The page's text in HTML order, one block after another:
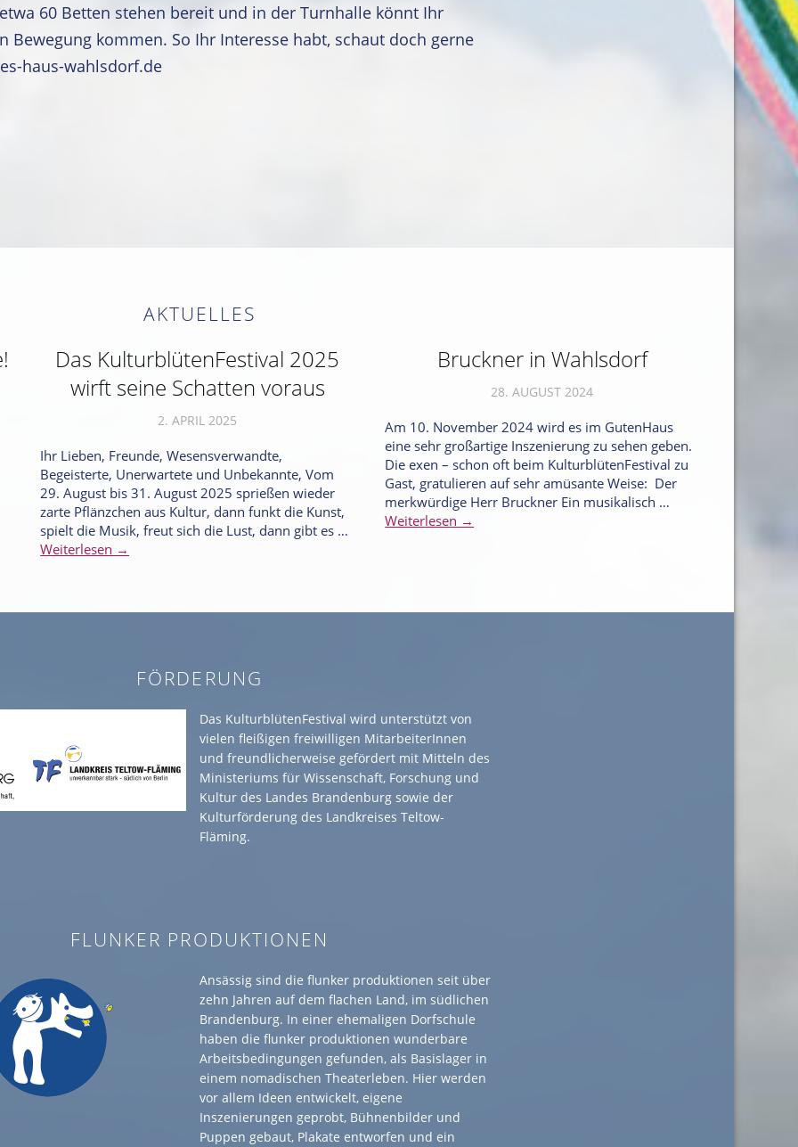
60 Betten stehen bereit und in der Turnhalle könnt Ihr
Bewegung kommen. So Ihr Interesse habt, schaut doch gerne
haus-wahlsdorf.de
AKTUELLES
Das KulturblütenFestival 2025
wirft seine Schatten voraus
2. APRIL 2025
Ihr Lieben, Freunde, Wesensverwandte,
Begeisterte, Unerwartete und Unbekannte, Vom
29. August bis 31. August 2025 sprießen wieder
zarte Pflänzchen aus Kultur, dann funkt die Kunst,
spielt die Musik, freut sich die Lust, dann gibt es …
Weiterlesen →
Bruckner in Wahlsdorf
28. AUGUST 2024
Am 10. November 2024 wird es im GutenHaus
eine sehr großartige Inszenierung zu sehen geben.
Die exen – schon oft beim KulturblütenFestival zu
Gast, gratulieren auf sehr amüsante Weise: Der
merkwürdige Herr Bruckner Ein musikalisch …
Weiterlesen →
FÖRDERUNG
Das KulturblütenFestival wird unterstützt von
vielen fleißigen freiwilligen MitarbeiterInnen
und freundlicherweise gefördert mit Mitteln des
Ministeriums für Wissenschaft, Forschung und
Kultur des Landes Brandenburg sowie der
Kulturförderung des Landkreises Teltow-
Fläming.
FLUNKER PRODUKTIONEN
Ansässig sind die flunker produktionen seit über
zehn Jahren auf dem flachen Land, im südlichen
Brandenburg. In einer ehemaligen Dorfschule
haben die flunker produktionen wunderbare
Arbeitsbedingungen gefunden, als Basislager in
einem nomadischen Theaterleben. Hier werden
vor allem Ideen entwickelt, eigene
Inszenierungen geprobt, Bühnenbilder und
Puppen gebaut, Plakate entworfen und ein